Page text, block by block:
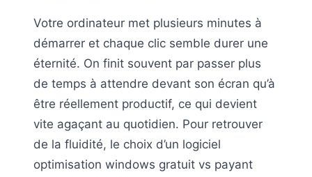
Votre ordinateur met plusieurs minutes à
démarrer et chaque clic semble durer une
éternité. On finit souvent par passer plus
de temps à attendre devant son écran qu’à
être réellement productif, ce qui devient
vite agaçant au quotidien. Pour retrouver
de la fluidité, le choix d’un logiciel
optimisation windows gratuit vs payant